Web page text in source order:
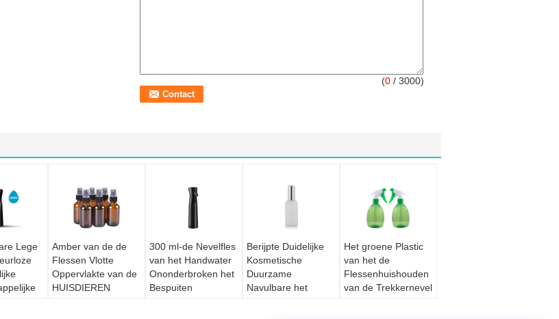
(0 / 3000)
Lege
Amber van de de
Flessen Vlotte
Oppervlakte van de
HUISDIEREN
300 ml-de Nevelfles
van het Handwater
Ononderbroken het
Bespuiten
Berijpte Duidelijke
Kosmetische
Duurzame
Navulbare het
Het groene Plastic
van het de
Flessenhuishouden
van de Trekkernevel